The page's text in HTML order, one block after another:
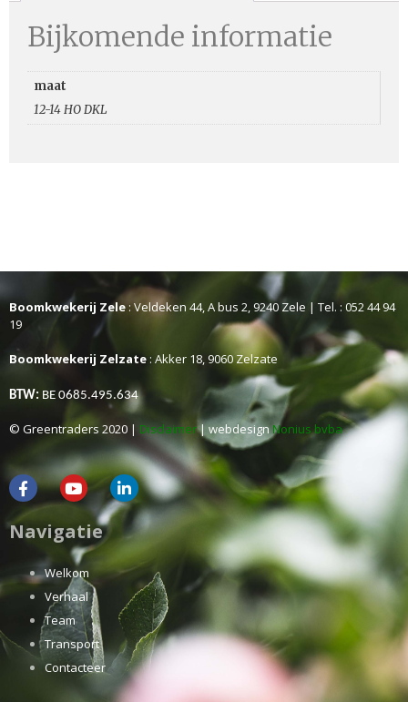
Bijkomende informatie
maat
12-14 HO DKL
Boomkwekerij Zele: Veldeken 44, A bus 2, 9240 Zele | Tel. : 052 44 94
19
Boomkwekerij Zelzate : Akker 18, 9060 Zelzate
BTW: BE 0685.495.634
© Greentraders 2020 | Disclaimer| webdesignNonius bvba
Navigatie
Welkom
Verhaal
Team
Transport
Contacteer